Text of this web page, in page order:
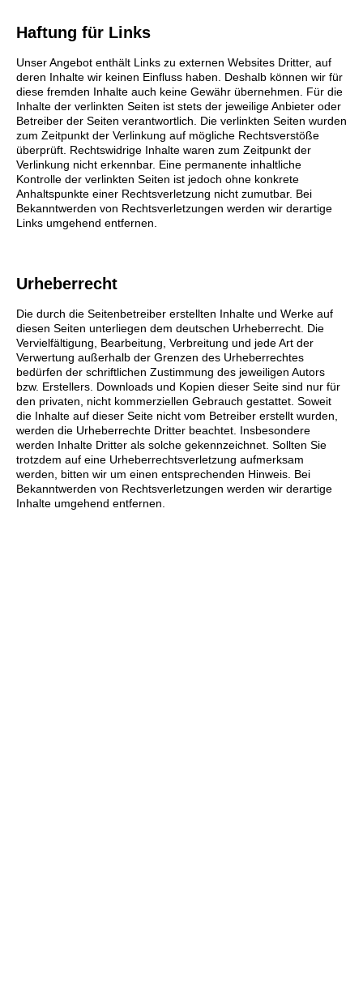
Haftung für Links
Unser Angebot enthält Links zu externen Websites Dritter, auf
deren Inhalte wir keinen Einfluss haben. Deshalb können wir für
diese fremden Inhalte auch keine Gewähr übernehmen. Für die
Inhalte der verlinkten Seiten ist stets der jeweilige Anbieter oder
Betreiber der Seiten verantwortlich. Die verlinkten Seiten wurden
zum Zeitpunkt der Verlinkung auf mögliche Rechtsverstöße
überprüft. Rechtswidrige Inhalte waren zum Zeitpunkt der
Verlinkung nicht erkennbar. Eine permanente inhaltliche
Kontrolle der verlinkten Seiten ist jedoch ohne konkrete
Anhaltspunkte einer Rechtsverletzung nicht zumutbar. Bei
Bekanntwerden von Rechtsverletzungen werden wir derartige
Links umgehend entfernen.
Urheberrecht
Die durch die Seitenbetreiber erstellten Inhalte und Werke auf
diesen Seiten unterliegen dem deutschen Urheberrecht. Die
Vervielfältigung, Bearbeitung, Verbreitung und jede Art der
Verwertung außerhalb der Grenzen des Urheberrechtes
bedürfen der schriftlichen Zustimmung des jeweiligen Autors
bzw. Erstellers. Downloads und Kopien dieser Seite sind nur für
den privaten, nicht kommerziellen Gebrauch gestattet. Soweit
die Inhalte auf dieser Seite nicht vom Betreiber erstellt wurden,
werden die Urheberrechte Dritter beachtet. Insbesondere
werden Inhalte Dritter als solche gekennzeichnet. Sollten Sie
trotzdem auf eine Urheberrechtsverletzung aufmerksam
werden, bitten wir um einen entsprechenden Hinweis. Bei
Bekanntwerden von Rechtsverletzungen werden wir derartige
Inhalte umgehend entfernen.